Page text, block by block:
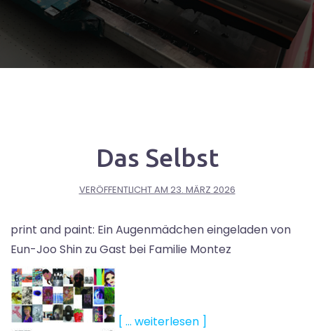
Das Selbst
VERÖFFENTLICHT AM 23. MÄRZ 2026
print and paint: Ein Augenmädchen eingeladen von
Eun-Joo Shin zu Gast bei Familie Montez
[ … weiterlesen ]